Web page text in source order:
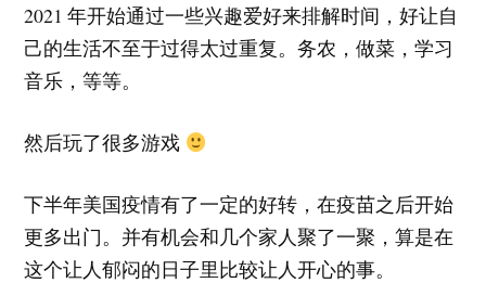
2021 年开始通过一些兴趣爱好来排解时间，好让自
己的生活不至于过得太过重复。务农，做菜，学习
音乐，等等。
然后玩了很多游戏
下半年美国疫情有了一定的好转，在疫苗之后开始
更多出门。并有机会和几个家人聚了一聚，算是在
这个让人郁闷的日子里比较让人开心的事。